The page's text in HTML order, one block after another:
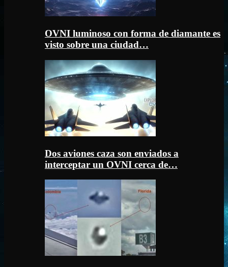
OVNI luminoso con forma de diamante es
visto sobre una ciudad…
Dos aviones caza son enviados a
interceptar un OVNI cerca de…